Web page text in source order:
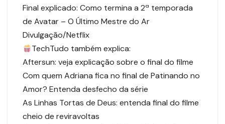
Final explicado: Como termina a 2ª temporada
de Avatar – O Último Mestre do Ar
Divulgação/Netflix
TechTudo também explica:
Aftersun: veja explicação sobre o final do filme
Com quem Adriana fica no final de Patinando no
Amor? Entenda desfecho da série
As Linhas Tortas de Deus: entenda final do filme
cheio de reviravoltas